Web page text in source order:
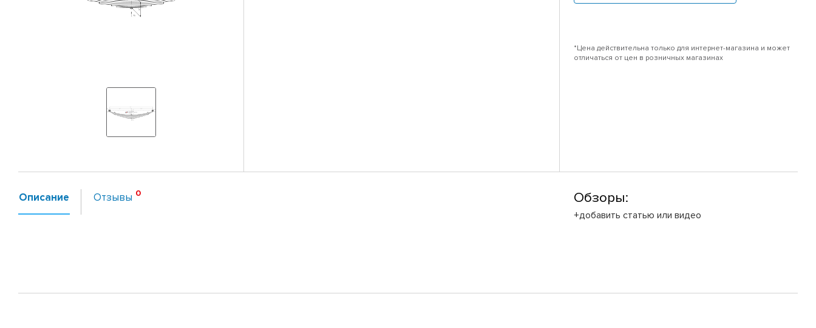
*Цена действительна только для интернет-магазина и может
отличаться от цен в розничных магазинах
Описание Отзывы Обзоры:
+добавить статью или видео